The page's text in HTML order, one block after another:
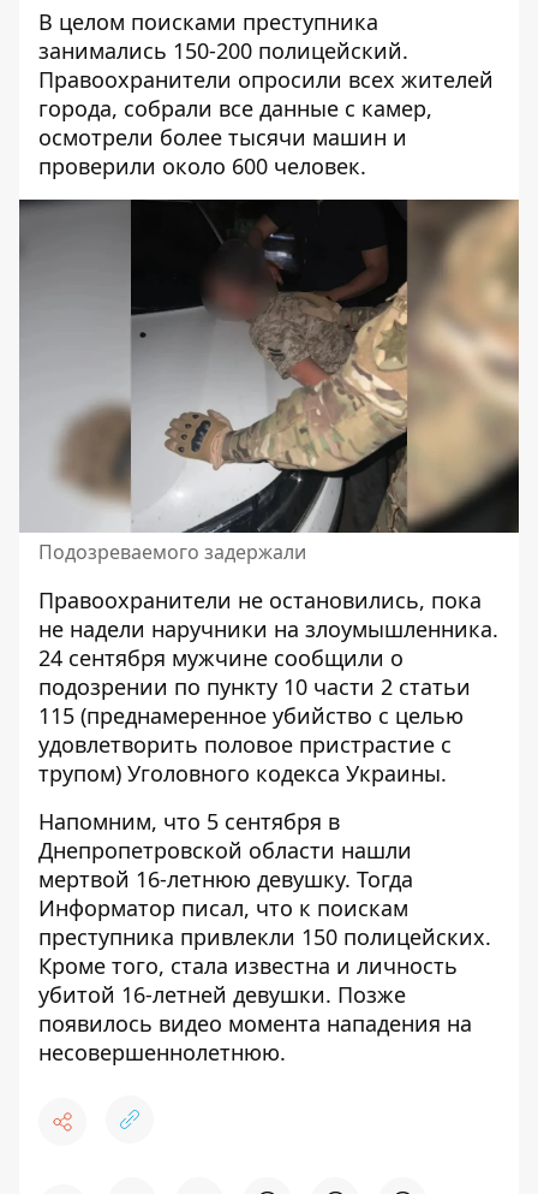
В целом поисками преступника
занимались 150-200 полицейский.
Правоохранители опросили всех жителей
города, собрали все данные с камер,
осмотрели более тысячи машин и
проверили около 600 человек.
Подозреваемого задержали
Правоохранители не остановились, пока
не надели наручники на злоумышленника.
24 сентября мужчине сообщили о
подозрении по пункту 10 части 2 статьи
115 (преднамеренное убийство с целью
удовлетворить половое пристрастие с
трупом) Уголовного кодекса Украины.
Напомним, что 5 сентября в
Днепропетровской области нашли
мертвой 16-летнюю девушку. Тогда
Информатор писал, что к поискам
преступника привлекли 150 полицейских.
Кроме того, стала известна и личность
убитой 16-летней девушки. Позже
появилось видео момента нападения на
несовершеннолетнюю.